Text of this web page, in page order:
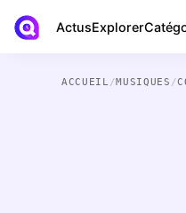
ActusExplorer
ACCUEIL /MUSIQUES /